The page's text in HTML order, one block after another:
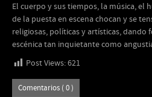
El cuerpo y sus tiempos, la música, el
de la puesta en escena chocan y se
religiosas, políticas y artísticas, dando
escénica tan inquietante como
Post Views:621
Comentarios ( 0 )